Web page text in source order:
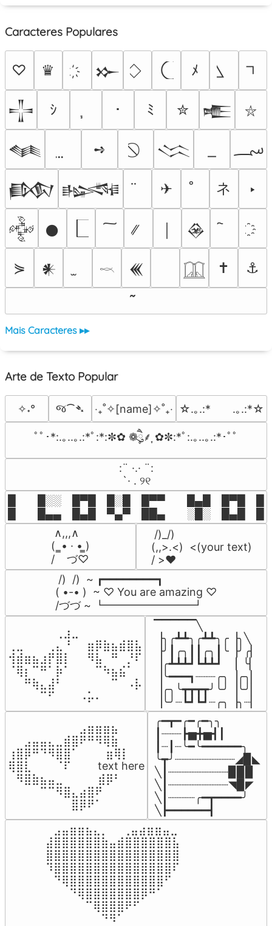
Caracteres Populares
♡ ♛ 𒁍 ﾒ
𒋲 ｼ ･ ﾐ ✮ 𒍫 ⛥
𒈝 ➺ 𒈱 ؄
𒁃 𒈙 ✈ ネ ‣
𒅒 𒊹 𒊲
⋟ 𒀭 𓎖 𒌍 𓉳 ✝ ⚓
Mais Caracteres ▸▸
Arte de Texto Popular
✧˖° જ⁀➴ ‎‧₊˚✧[name]✧˚₊‧ ☆.｡.:*　　.｡.:*☆
ﾟﾟ･*:.｡..｡.:*ﾟ:*:✼✿ ❁ཻུ۪۪⸙͎ ✿✼:*ﾟ:.｡..｡.:*･ﾟﾟ
⠀:¨ ·.· ¨:⠀
⠀ `· . ୨୧⠀
█  █░░ █▀█ █░█ █▀▀  █▄█ █▀█
█  █▄▄ █▄█ ▀▄▀ ██▄  ░█░ █▄█
∧,,,∧
(  ̳• · • ̳)
/    づ♡
/)_/)
(,,>.<)  <(your text)
/ >❤️
/)  /)  ~ ┏━━━━━━━━┓
( •-• )  ~ ♡ You are amazing ♡
/づづ ~ ┗━━━━━━━━┛
⠀⠀⠀⠀⠀⠀⢀⣰⣀⠀⠀⠀⠀⠀⠀⠀⠀
⢀⣀⠀⠀⠀⢀⣄⠘⠀⠀⣶⡿⣷⣦⣾⣿⣧
⢺⣾⣶⣦⣰⡟⣿⡇⠀⠀⠻⣧⠀⠛⠀⡘⠏
⠈⢿⡆⠉⠛⠁⡷⠁⠀⠀⠀⠉⠳⣦⣮⠁⠀
⠀⠀⠛⢷⣄⣼⠃⠀⠀⠀⠀⠀⠀⠉⠀⠠⡧
⠀⠀⠀⠀⠉⠋⠀⠀⠀⠠⡥⠄⠀⠀⠀⠀⠀
▔▔▔▔▔╲
▕╮╭┻┻╮╭┻┻╮╭▕╮╲
▕╯┃╭╮┃┃╭╮┃╰▕╯╭▏
▕╭┻┻┻┛┗┻┻┛  ▕  ╰▏
▕╰━━━┓┈┈┈╭╮▕╭╮▏
▕╭╮╰┳┳┳┳╯╰╯▕╰╯▏
▕╰╯┈┗┛┗┛┈╭╮▕╮┈▏
⠀⠀⠀⠀⠀⠀⠀⠀⠀⣠⣶⣶⣶⣦⠀⠀
⠀⠀⣠⣤⣤⣄⣀⣾⣿⠟⠛⠻⢿⣷⠀
⢰⣿⡿⠛⠙⠻⣿⣿⠁⠀⠀ ⠀⣶⢿⡇
⢿⣿⣇⠀⠀⠀⠈⠏⠀⠀⠀ text here
⠀⠻⣿⣷⣦⣤⣀⠀⠀⠀ ⠀⣾⡿⠃⠀
⠀⠀⠀⠀⠉⠉⠻⣿⣄⣴⣿⠟⠀⠀⠀
⠀⠀⠀⠀⠀⠀⠀⠀⣿⡿⠟⠁⠀⠀⠀
╭━┳━╭━╭━╮╮
┃┈┈┈┣▅╋▅┫┃
┃┈┃┈╰━╰━━━━━━╮
╰┳╯┈┈┈┈┈┈┈┈┈◢▉◣
╲┃┈┈┈┈┈┈┈┈┈▉▉▉
╲┃┈┈┈┈┈┈┈┈┈◥▉◤
╲┃┈┈┈┈╭━┳━━━━╯
╲┣━━━━━━┫﻿
⠀⣠⣤⣶⣶⣦⣄⡀  ⠀⢀⣤⣴⣶⣶⣤⣀⠀
⣼⣿⣿⣿⣿⣿⣿⣷⣤⣾⣿⣿⣿⣿⣿⣿⣧
⣿⣿⣿⣿⣿⣿⣿⣿⣿⣿⣿⣿⣿⣿⣿⣿⣿
⠹⣿⣿⣿⣿⣿⣿⣿⣿⣿⣿⣿⣿⣿⣿⣿⠏
⠀⠙⢿⣿⣿⣿⣿⣿⣿⣿⣿⣿⣿⣿⣿⠋⠀
⠀⠀⠀⠙⢿⣿⣿⣿⣿⣿⣿⣿⡿⠛⠁⠀⠀
⠀⠀⠀⠀⠀⠉⢿⣿⣿⣿⠟⠋⠀⠀⠀⠀⠀
⠀⠀⠀⠀⠀⠀⠀⠙⠻⠁⠀⠀⠀⠀⠀⠀⠀⠀⠀⠀⠀⠀⠀